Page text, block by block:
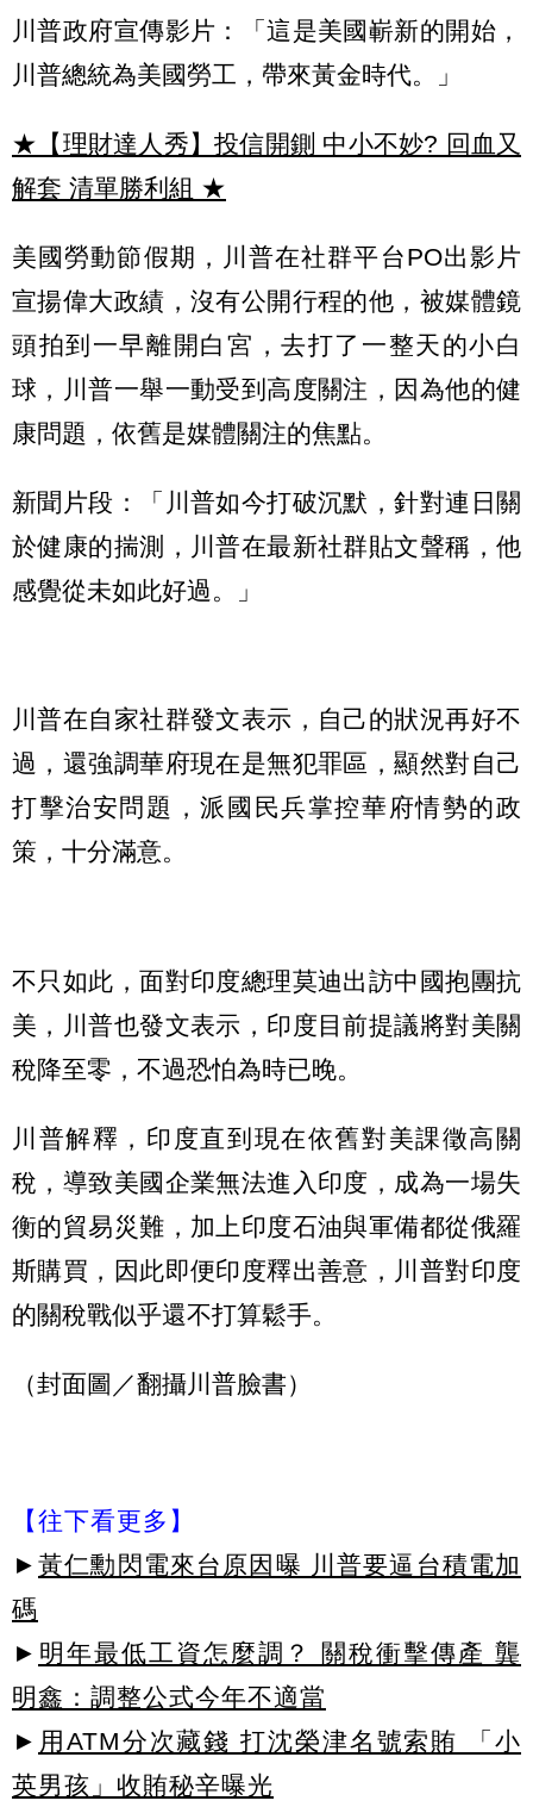
川普政府宣傳影片：「這是美國嶄新的開始，
川普總統為美國勞工，帶來黃金時代。」
★【理財達人秀】投信開鍘 中小不妙? 回血又
解套 清單勝利組 ★
美國勞動節假期，川普在社群平台PO出影片
宣揚偉大政績，沒有公開行程的他，被媒體鏡
頭拍到一早離開白宮，去打了一整天的小白
球，川普一舉一動受到高度關注，因為他的健
康問題，依舊是媒體關注的焦點。
新聞片段：「川普如今打破沉默，針對連日關
於健康的揣測，川普在最新社群貼文聲稱，他
感覺從未如此好過。」
川普在自家社群發文表示，自己的狀況再好不
過，還強調華府現在是無犯罪區，顯然對自己
打擊治安問題，派國民兵掌控華府情勢的政
策，十分滿意。
不只如此，面對印度總理莫迪出訪中國抱團抗
美，川普也發文表示，印度目前提議將對美關
稅降至零，不過恐怕為時已晚。
川普解釋，印度直到現在依舊對美課徵高關
稅，導致美國企業無法進入印度，成為一場失
衡的貿易災難，加上印度石油與軍備都從俄羅
斯購買，因此即便印度釋出善意，川普對印度
的關稅戰似乎還不打算鬆手。
（封面圖／翻攝川普臉書）
【往下看更多】
► 黃仁勳閃電來台原因曝 川普要逼台積電加
碼
► 明年最低工資怎麼調？ 關稅衝擊傳產 龔
明鑫：調整公式今年不適當
► 用ATM分次藏錢 打沈榮津名號索賄 「小
英男孩」收賄秘辛曝光